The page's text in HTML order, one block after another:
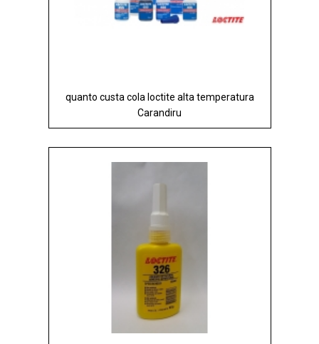
quanto custa cola loctite alta temperatura
Carandiru